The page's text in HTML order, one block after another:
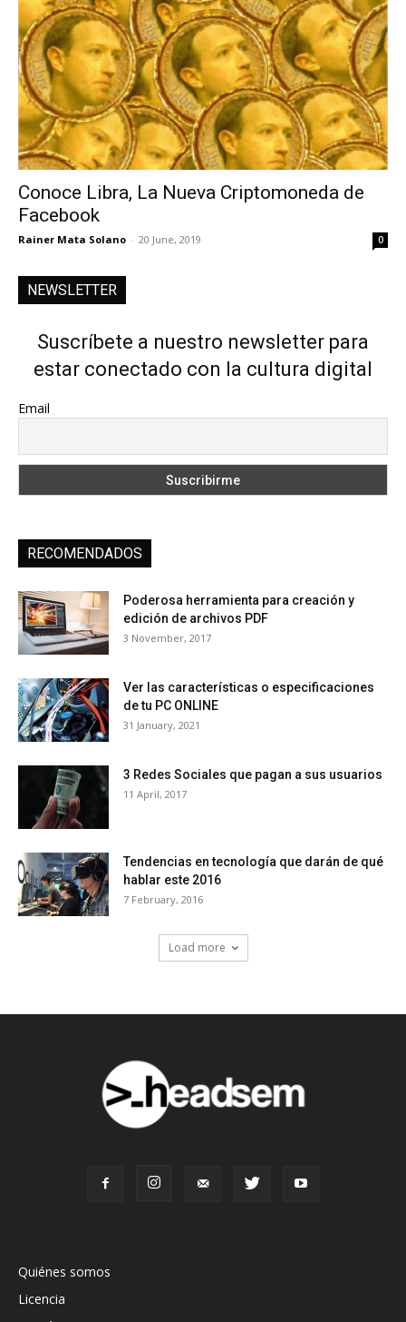
Conoce Libra, La Nueva Criptomoneda de
Facebook
Rainer Mata Solano - 20 June, 2019 0
NEWSLETTER
Suscríbete a nuestro newsletter para
estar conectado con la cultura digital
Email
RECOMENDADOS
Poderosa herramienta para creación y
edición de archivos PDF
3 November, 2017
Ver las características o especificaciones
de tu PC ONLINE
31 January, 2021
3 Redes Sociales que pagan a sus usuarios
11 April, 2017
Tendencias en tecnología que darán de qué
hablar este 2016
7 February, 2016
Load more
Quiénes somos
Licencia